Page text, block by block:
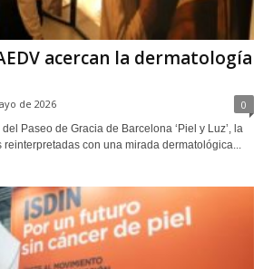
acercan la dermatología
de 2026 0
Paseo de Gracia de Barcelona ‘Piel y Luz’, la
con una mirada dermatológica...